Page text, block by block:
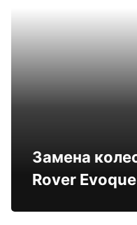
Замена колесных гаек в Range
Rover Evoque